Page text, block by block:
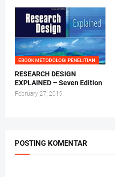
EBOOK METODOLOGI PENELITIAN
RESEARCH DESIGN
EXPLAINED – Seven Edition
February 27, 2019
POSTING KOMENTAR